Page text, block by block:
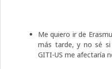
Me quiero ir de
más tarde, y no sé si
GITI-US me afectaría